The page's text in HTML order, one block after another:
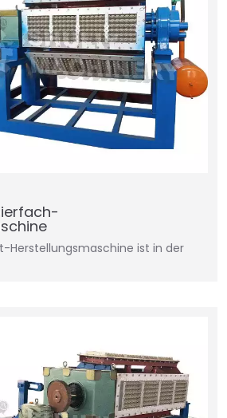
Herstellungsmaschine ist in der